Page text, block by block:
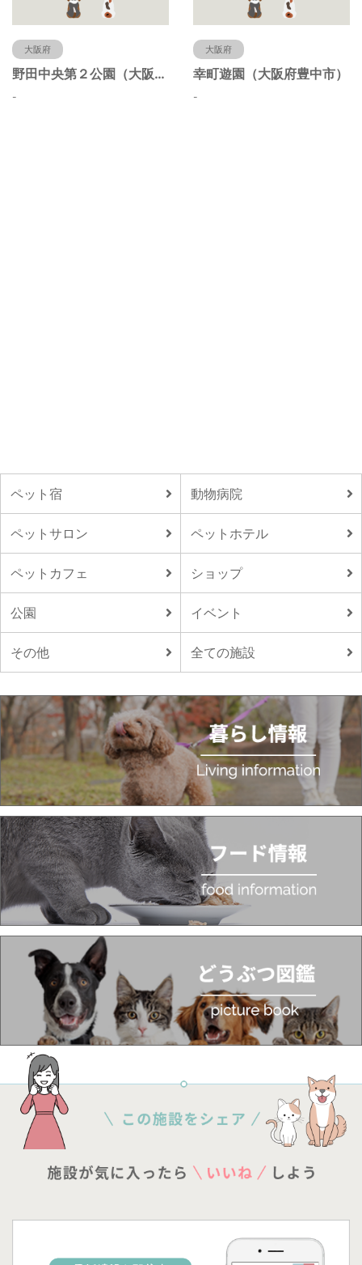
大阪府
野田中央第２公園（大阪府豊中市）
-
大阪府
幸町遊園（大阪府豊中市）
-
ペット宿 動物病院
ペットサロン ペットホテル
ペットカフェ ショップ
公園 イベント
その他 全ての施設